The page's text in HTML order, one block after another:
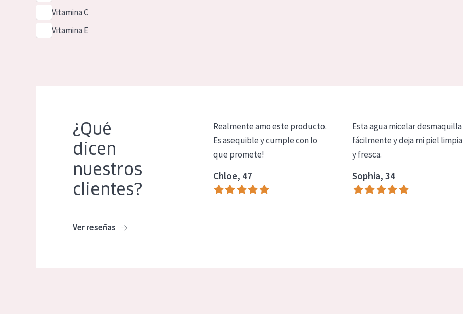
Vitamina C
Vitamina E
¿Qué
dicen
nuestros
clientes?
Ver reseñas
Realmente amo este producto.
Es asequible y cumple con lo
que promete!
Chloe, 47
Esta agua micelar desmaquilla
fácilmente y deja mi piel limpia
y fresca.
Sophia, 34